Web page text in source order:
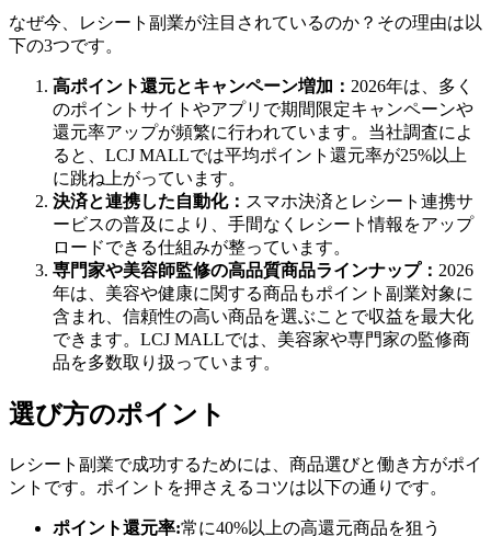
なぜ今、レシート副業が注目されているのか？その理由は以
下の3つです。
高ポイント還元とキャンペーン増加： 2026年は、多く
のポイントサイトやアプリで期間限定キャンペーンや
還元率アップが頻繁に行われています。当社調査によ
ると、LCJ MALLでは平均ポイント還元率が25%以上
に跳ね上がっています。
決済と連携した自動化： スマホ決済とレシート連携サ
ービスの普及により、手間なくレシート情報をアップ
ロードできる仕組みが整っています。
専門家や美容師監修の高品質商品ラインナップ： 2026
年は、美容や健康に関する商品もポイント副業対象に
含まれ、信頼性の高い商品を選ぶことで収益を最大化
できます。LCJ MALLでは、美容家や専門家の監修商
品を多数取り扱っています。
選び方のポイント
レシート副業で成功するためには、商品選びと働き方がポイ
ントです。ポイントを押さえるコツは以下の通りです。
ポイント還元率:常に40%以上の高還元商品を狙う